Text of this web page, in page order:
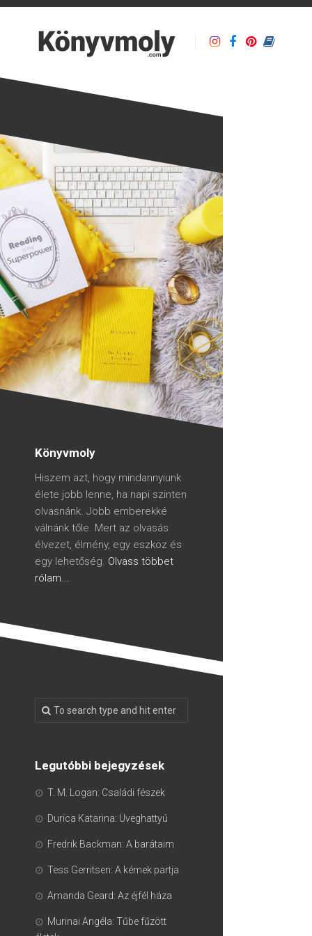
Könyvmoly
Hiszem azt, hogy mindannyiunk
élete jobb lenne, ha napi szinten
olvasnánk. Jobb emberekké
válnánk tőle. Mert az olvasás
élvezet, élmény, egy eszköz és
egy lehetőség. Olvass többet
rólam...
Legutóbbi bejegyzések
T. M. Logan: Családi fészek
Durica Katarina: Üveghattyú
Fredrik Backman: A barátaim
Tess Gerritsen: A kémek partja
Amanda Geard: Az éjfél háza
Murinai Angéla: Tűbe fűzött